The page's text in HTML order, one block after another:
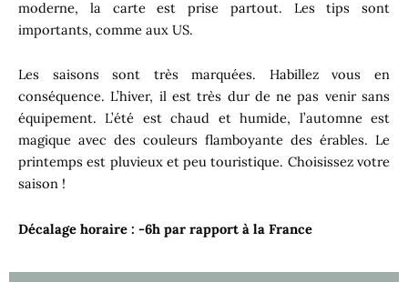
moderne, la carte est prise partout. Les tips sont
importants, comme aux US.
Les saisons sont très marquées. Habillez vous en
conséquence. L’hiver, il est très dur de ne pas venir sans
équipement. L’été est chaud et humide, l’automne est
magique avec des couleurs flamboyante des érables. Le
printemps est pluvieux et peu touristique. Choisissez votre
saison !
Décalage horaire : -6h par rapport à la France